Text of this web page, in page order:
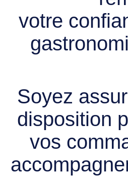
votre
Soyez
disposition
vos